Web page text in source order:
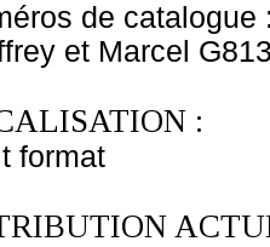
de catalogue
et Marcel
:
format